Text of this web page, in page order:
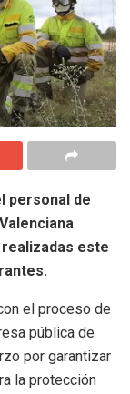
personal de
este
el proceso de
pública de
por garantizar
la protección